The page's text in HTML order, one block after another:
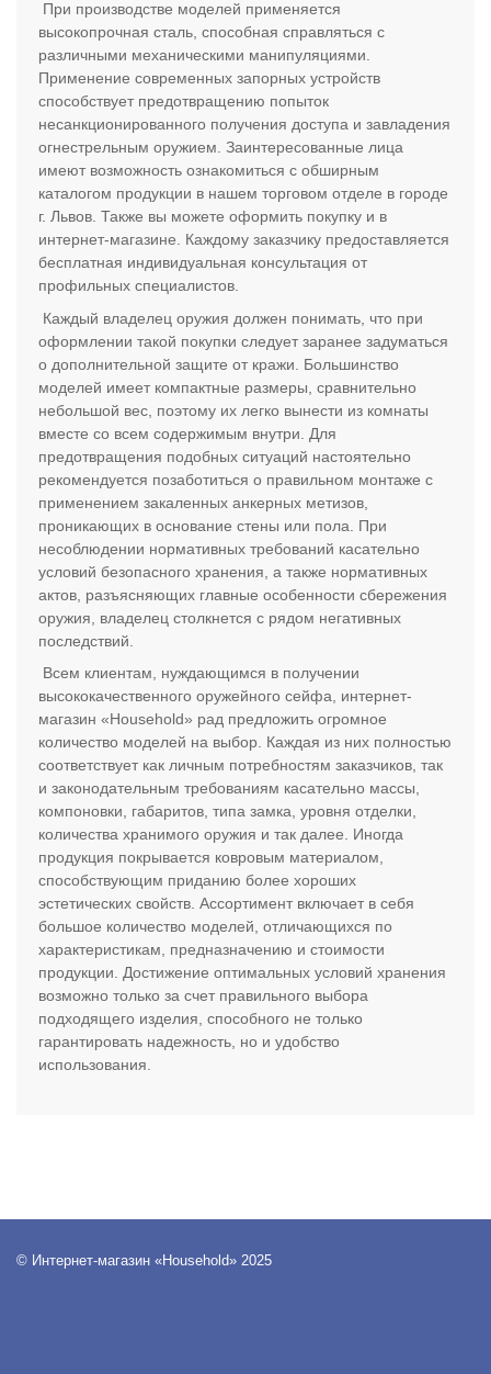
При производстве моделей применяется
высокопрочная сталь, способная справляться с
различными механическими манипуляциями.
Применение современных запорных устройств
способствует предотвращению попыток
несанкционированного получения доступа и завладения
огнестрельным оружием. Заинтересованные лица
имеют возможность ознакомиться с обширным
каталогом продукции в нашем торговом отделе в городе
г. Львов. Также вы можете оформить покупку и в
интернет-магазине. Каждому заказчику предоставляется
бесплатная индивидуальная консультация от
профильных специалистов.
Каждый владелец оружия должен понимать, что при
оформлении такой покупки следует заранее задуматься
о дополнительной защите от кражи. Большинство
моделей имеет компактные размеры, сравнительно
небольшой вес, поэтому их легко вынести из комнаты
вместе со всем содержимым внутри. Для
предотвращения подобных ситуаций настоятельно
рекомендуется позаботиться о правильном монтаже с
применением закаленных анкерных метизов,
проникающих в основание стены или пола. При
несоблюдении нормативных требований касательно
условий безопасного хранения, а также нормативных
актов, разъясняющих главные особенности сбережения
оружия, владелец столкнется с рядом негативных
последствий.
Всем клиентам, нуждающимся в получении
высококачественного оружейного сейфа, интернет-
магазин «Household» рад предложить огромное
количество моделей на выбор. Каждая из них полностью
соответствует как личным потребностям заказчиков, так
и законодательным требованиям касательно массы,
компоновки, габаритов, типа замка, уровня отделки,
количества хранимого оружия и так далее. Иногда
продукция покрывается ковровым материалом,
способствующим приданию более хороших
эстетических свойств. Ассортимент включает в себя
большое количество моделей, отличающихся по
характеристикам, предназначению и стоимости
продукции. Достижение оптимальных условий хранения
возможно только за счет правильного выбора
подходящего изделия, способного не только
гарантировать надежность, но и удобство
использования.
© Интернет-магазин «Household» 2025